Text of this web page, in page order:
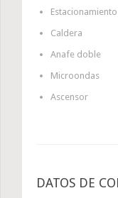
Caldera
Anafe doble
Microondas
Ascensor
DATOS DE